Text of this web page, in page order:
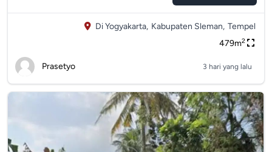
Di Yogyakarta, Kabupaten Sleman, Tempel
479m2
Prasetyo 3 hari yang lalu